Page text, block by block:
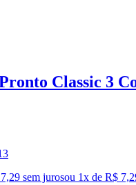
Classic 3
sem jurosou 1x de R$